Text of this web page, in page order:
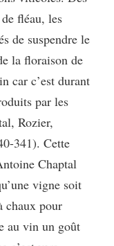
fléau, les
de suspendre le
la floraison de
car c’est durant
par les
Rozier,
341). Cette
Chaptal
vigne soit
chaux pour
au vin un goût